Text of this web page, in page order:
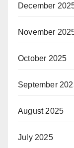
December
November
October 2025
September
August 2025
July 2025